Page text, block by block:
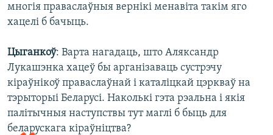
многія праваслаўныя вернікі менавіта такім яго
хацелі б бачыць.
Цыганкоў: Варта нагадаць, што Аляксандр
Лукашэнка хацеў бы арганізаваць сустрэчу
кіраўнікоў праваслаўнай і каталіцкай цэркваў на
тэрыторыі Беларусі. Наколькі гэта рэальна і якія
палітычныя наступствы тут маглі б быць для
беларускага кіраўніцтва?